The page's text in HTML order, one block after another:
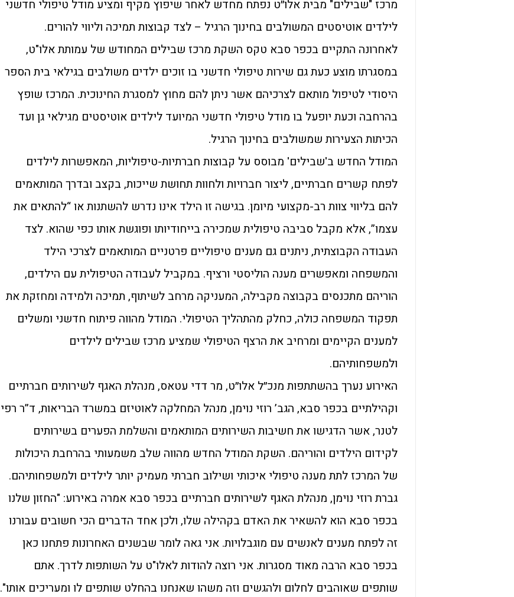
מרכז "שבילים" מבית אלו״ט נפתח מחדש לאחר שיפוץ מקיף ומציע מודל טיפולי חדשני
לילדים אוטיסטים המשולבים בחינוך הרגיל – לצד קבוצות תמיכה וליווי להורים.
לאחרונה התקיים בכפר סבא טקס השקת מרכז שבילים המחודש של עמותת אלו"ט,
במסגרתו מוצע כעת גם שירות טיפולי חדשני בו זוכים ילדים משולבים בגילאי בית הספר
היסודי לטיפול מותאם לצרכיהם אשר ניתן להם מחוץ למסגרת החינוכית. המרכז שופץ
בהרחבה וכעת יופעל בו מודל טיפולי חדשני המיועד לילדים אוטיסטים מגילאי גן ועד
הכיתות הצעירות שמשולבים בחינוך הרגיל.
המודל החדש ב'שבילים' מבוסס על קבוצות חברתיות-טיפוליות, המאפשרות לילדים
לפתח קשרים חברתיים, ליצור חברויות ולחוות תחושת שייכות, בקצב ובדרך המותאמים
להם בליווי צוות רב-מקצועי מיומן. בגישה זו הילד אינו נדרש להשתנות או “להתאים את
עצמו”, אלא מקבל סביבה טיפולית שמכירה בייחודיותו ופוגשת אותו כפי שהוא. לצד
העבודה הקבוצתית, ניתנים גם מענים טיפוליים פרטניים המותאמים לצרכי הילד
והמשפחה ומאפשרים מענה הוליסטי ורציף. במקביל לעבודה הטיפולית עם הילדים,
הוריהם מתכנסים בקבוצה מקבילה, המעניקה מרחב לשיתוף, תמיכה ולמידה ומחזקת את
תפקוד המשפחה כולה, כחלק מהתהליך הטיפולי. המודל מהווה פיתוח חדשני ומשלים
למענים הקיימים ומרחיב את הרצף הטיפולי שמציע מרכז שבילים לילדים
ולמשפחותיהם.
האירוע נערך בהשתתפות מנכ״ל אלו״ט, מר דדי עטאס, מנהלת האגף לשירותים חברתיים
וקהילתיים בכפר סבא, הגב’ רוזי נוימן, מנהל המחלקה לאוטיזם במשרד הבריאות, ד”ר רפי
לטנר, אשר הדגישו את חשיבות השירותים המותאמים והשלמת הפערים בשירותים
לקידום הילדים והוריהם. השקת המודל החדש מהווה שלב משמעותי בהרחבת היכולות
של המרכז לתת מענה טיפולי איכותי ושילוב חברתי מעמיק יותר לילדים ולמשפחותיהם.
גברת רוזי נוימן, מנהלת האגף לשירותים חברתיים בכפר סבא אמרה באירוע: "החזון שלנו
בכפר סבא הוא להשאיר את האדם בקהילה שלו, ולכן אחד הדברים הכי חשובים עבורנו
זה לפתח מענים לאנשים עם מוגבלויות. אני גאה לומר שבשנים האחרונות פתחנו כאן
בכפר סבא הרבה מאוד מסגרות. אני רוצה להודות לאלו"ט על השותפות לדרך. אתם
שותפים שאוהבים לחלום ולהגשים וזה משהו שאנחנו בהחלט שותפים לו ומעריכים אותו".